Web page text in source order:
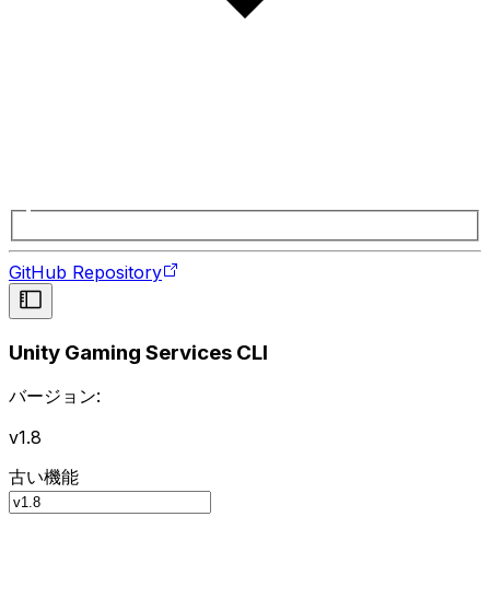
GitHub Repository
Unity Gaming Services CLI
バージョン:
v1.8
古い機能